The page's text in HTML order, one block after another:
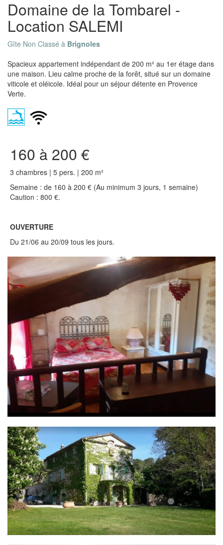
Domaine de la Tombarel -
Location SALEMI
Gîte Non Classé à Brignoles
Spacieux appartement indépendant de 200 m² au 1er étage dans
une maison. Lieu calme proche de la forêt, situé sur un domaine
viticole et oléicole. Idéal pour un séjour détente en Provence
Verte.
160 à 200 €
3 chambres | 5 pers. | 200 m²
Semaine : de 160 à 200 € (Au minimum 3 jours, 1 semaine)
Caution : 800 €.
OUVERTURE
Du 21/06 au 20/09 tous les jours.